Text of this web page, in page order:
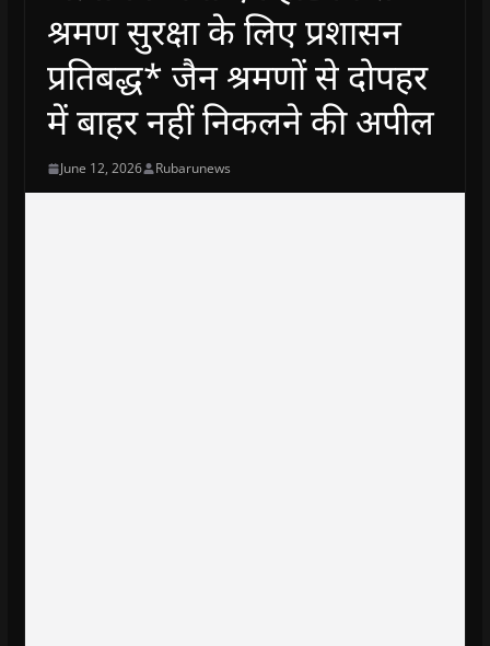
श्रमण सुरक्षा के लिए प्रशासन
प्रतिबद्ध* जैन श्रमणों से दोपहर
में बाहर नहीं निकलने की अपील
June 12, 2026 Rubarunews